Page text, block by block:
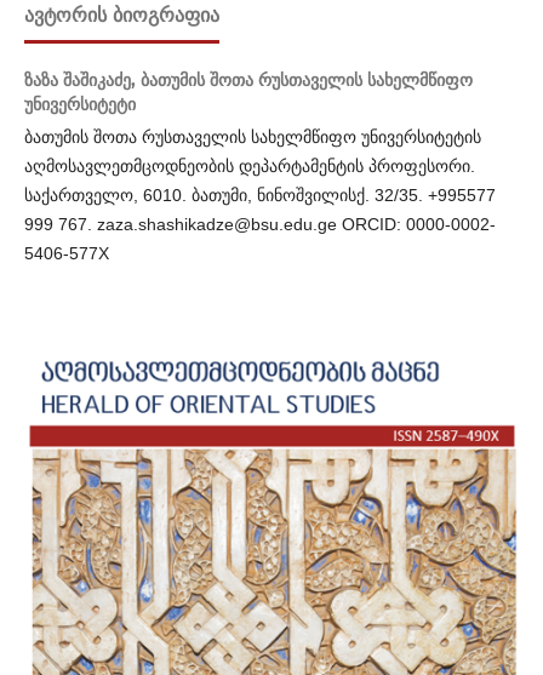
ᲐᲕᲢᲝᲠᲘᲡ ᲑᲘᲝᲒᲠᲐᲤᲘᲐ
ზაზა შაშიკაძე, ბათუმის შოთა რუსთაველის სახელმწიფო
უნივერსიტეტი
ბათუმის შოთა რუსთაველის სახელმწიფო უნივერსიტეტის
აღმოსავლეთმცოდნეობის დეპარტამენტის პროფესორი.
საქართველო, 6010. ბათუმი, ნინოშვილისქ. 32/35. +995577
999 767. zaza.shashikadze@bsu.edu.ge ORCID: 0000-0002-
5406-577X